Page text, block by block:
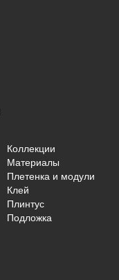
Коллекции
Материалы
Плетенка и модули
Клей
Плинтус
Подложка